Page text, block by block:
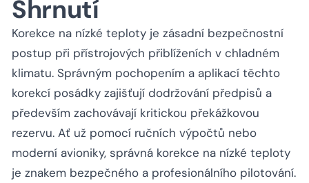
Shrnutí
Korekce na nízké teploty je zásadní bezpečnostní
postup při přístrojových přiblíženích v chladném
klimatu. Správným pochopením a aplikací těchto
korekcí posádky zajišťují dodržování předpisů a
především zachovávají kritickou překážkovou
rezervu. Ať už pomocí ručních výpočtů nebo
moderní avioniky, správná korekce na nízké teploty
je znakem bezpečného a profesionálního pilotování.